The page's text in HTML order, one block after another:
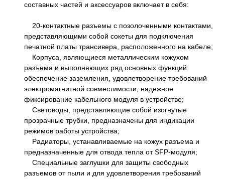
составных частей и аксессуаров включает в себя:
20-контактные разъемы с позолоченными контактами,
представляющими собой сокеты для подключения
печатной платы трансивера, расположенного на кабеле;
Корпуса, являющиеся металлическим кожухом
разъема и выполняющих ряд основных функций:
обеспечение заземления, удовлетворение требований
электромагнитной совместимости, надежное
фиксирование кабельного модуля в устройстве;
Световоды, представляющие собой изогнутые
прозрачные трубки, предназначены для индикации
режимов работы устройства;
Радиаторы, устанавливаемые на кожух разъема и
предназначенные для отвода тепла от SFP-модуля;
Специальные заглушки для защиты свободных
разъемов от пыли и для удовлетворения требований